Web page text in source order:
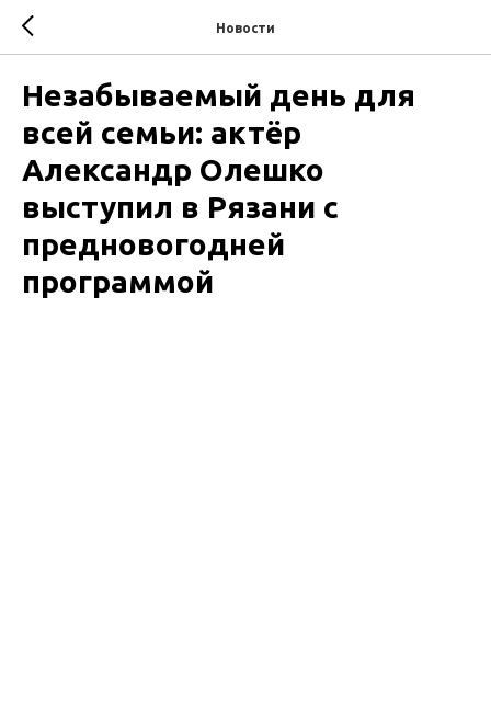
Новости
Незабываемый день для
всей семьи: актёр
Александр Олешко
выступил в Рязани с
предновогодней
программой